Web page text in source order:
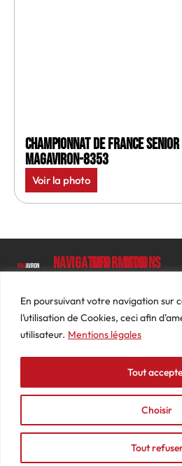
En poursuivant votre navigation sur
l’utilisation de Cookies, ceci afin
utilisateur. Mentions légales
Choisir
Tout
Tout
Championnat de France
MagAviron-8353
Voir la photo
Luc
Barbier
69640
74
87
contact@mediasaviron.fr
Navigation
Le
Magazine
Photos
Actualités
Podcasts
Informations
Conditions
générales
de ventes
Mentions
légales
Mon
Tableau
de bord
Détails
du
compte